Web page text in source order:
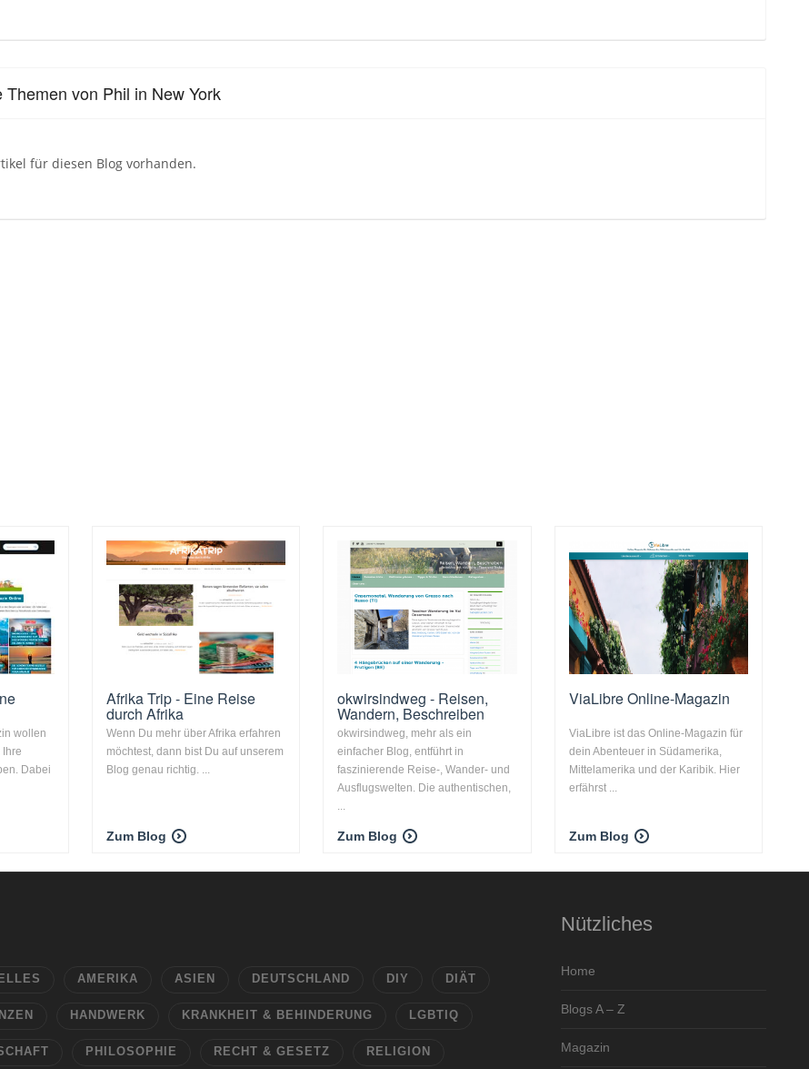
Themen von Phil in New York
für diesen Blog vorhanden.
wollen
Dabei
Afrika Trip - Eine Reise
durch Afrika
Wenn Du mehr über Afrika erfahren
möchtest, dann bist Du auf unserem
Blog genau richtig. ...
Zum Blog
okwirsindweg - Reisen,
Wandern, Beschreiben
okwirsindweg, mehr als ein
einfacher Blog, entführt in
faszinierende Reise-, Wander- und
Ausflugswelten. Die authentischen,
...
Zum Blog
ViaLibre Online-Magazin
ViaLibre ist das Online-Magazin für
dein Abenteuer in Südamerika,
Mittelamerika und der Karibik. Hier
erfährst ...
Zum Blog
AMERIKA ASIEN DEUTSCHLAND DIY DIÄT
HANDWERK KRANKHEIT & BEHINDERUNG LGBTIQ
PHILOSOPHIE RECHT & GESETZ RELIGION
Nützliches
Home
Blogs A – Z
Magazin